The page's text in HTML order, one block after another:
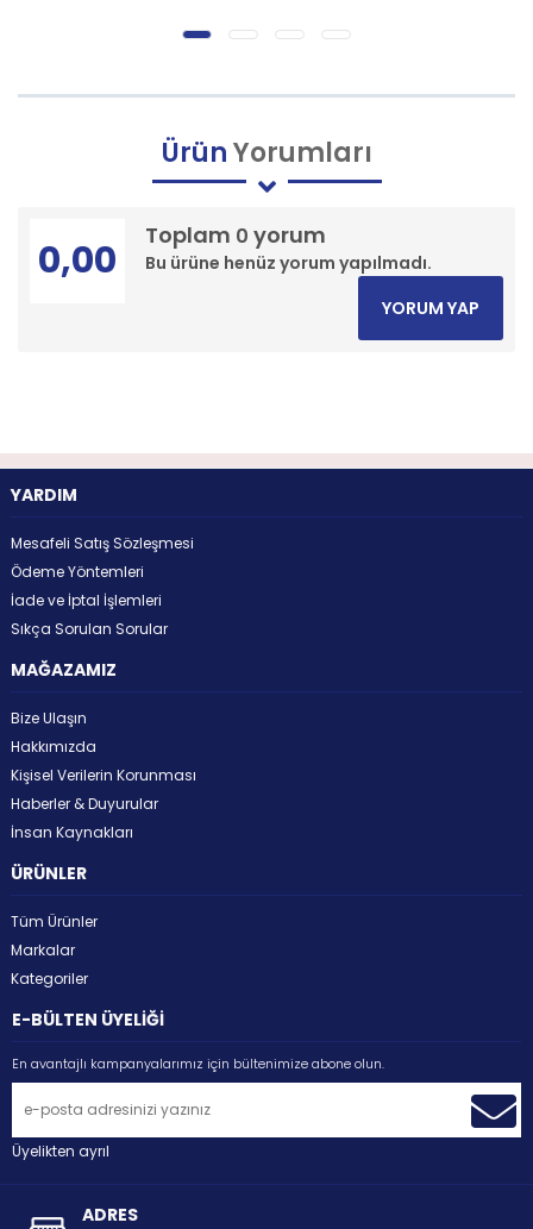
ÜrünYorumları
Toplam 0 yorum
Bu ürüne henüz yorum yapılmadı.
0,00
YORUM YAP
YARDIM
Mesafeli Satış Sözleşmesi
Ödeme Yöntemleri
İade ve İptal İşlemleri
Sıkça Sorulan Sorular
MAĞAZAMIZ
Bize Ulaşın
Hakkımızda
Kişisel Verilerin Korunması
Haberler & Duyurular
İnsan Kaynakları
ÜRÜNLER
Tüm Ürünler
Markalar
Kategoriler
E-BÜLTEN ÜYELİĞİ
En avantajlı kampanyalarımız için bültenimize abone olun.
Üyelikten ayrıl
ADRES